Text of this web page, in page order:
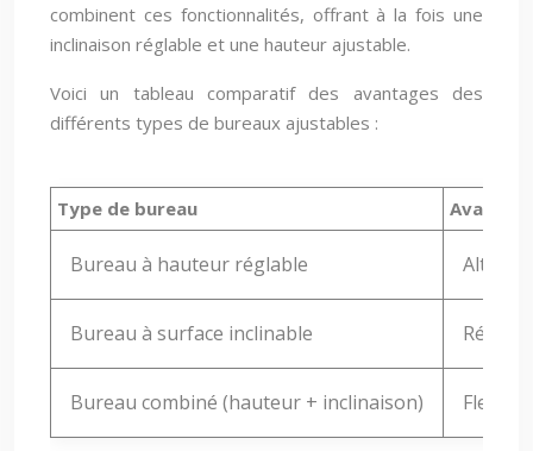
combinent ces fonctionnalités, offrant à la fois une
inclinaison réglable et une hauteur ajustable.
Voici un tableau comparatif des avantages des
différents types de bureaux ajustables :
Type de bureau
Bureau à hauteur réglable
Bureau à surface inclinable
Bureau combiné (hauteur + inclinaison)